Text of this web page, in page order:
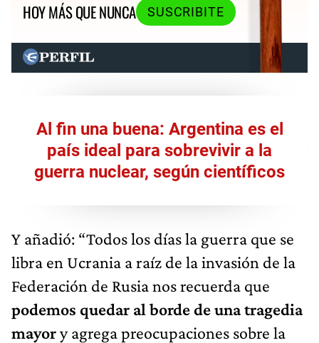
HOY MÁS QUE NUNCA
SUSCRIBITE
Al fin una buena: Argentina es el
país ideal para sobrevivir a la
guerra nuclear, según científicos
Y añadió: “Todos los días la guerra que se
libra en Ucrania a raíz de la invasión de la
Federación de Rusia nos recuerda que
podemos quedar al borde de una tragedia
mayory agrega preocupaciones sobre la